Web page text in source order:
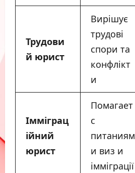
Трудови
й юрист
Вирішує
трудові
спори та
конфлікт
и
Імміграц
ійний
юрист
Помагает
с
питаниям
и виз и
імміграції